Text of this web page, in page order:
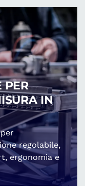
PER
IN
regolabile,
ergonomia e